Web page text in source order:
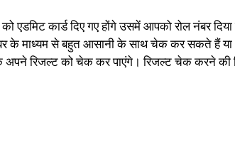
कार्ड दिए गए होंगे उसमें आपको रोल नंबर दिया
के माध्यम से बहुत आसानी के साथ चेक कर सकते हैं
अपने रिजल्ट को चेक कर पाएंगे। रिजल्ट चेक करने की